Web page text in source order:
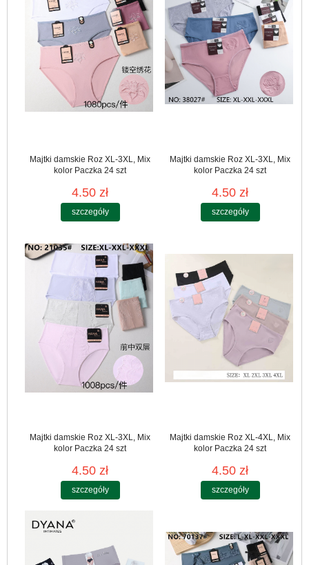
Majtki damskie Roz XL-3XL, Mix
kolor Paczka 24 szt
4.50 zł
szczegóły
Majtki damskie Roz XL-3XL, Mix
kolor Paczka 24 szt
4.50 zł
szczegóły
Majtki damskie Roz XL-3XL, Mix
kolor Paczka 24 szt
4.50 zł
szczegóły
Majtki damskie Roz XL-4XL, Mix
kolor Paczka 24 szt
4.50 zł
szczegóły